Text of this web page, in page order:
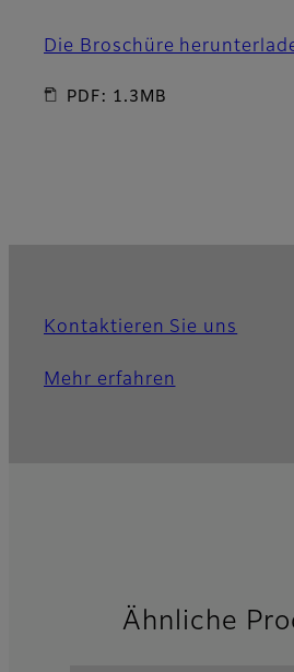
Die Broschüre
PDF: 1.3MB
Kontaktieren Sie uns
Mehr erfahren
Ähnliche